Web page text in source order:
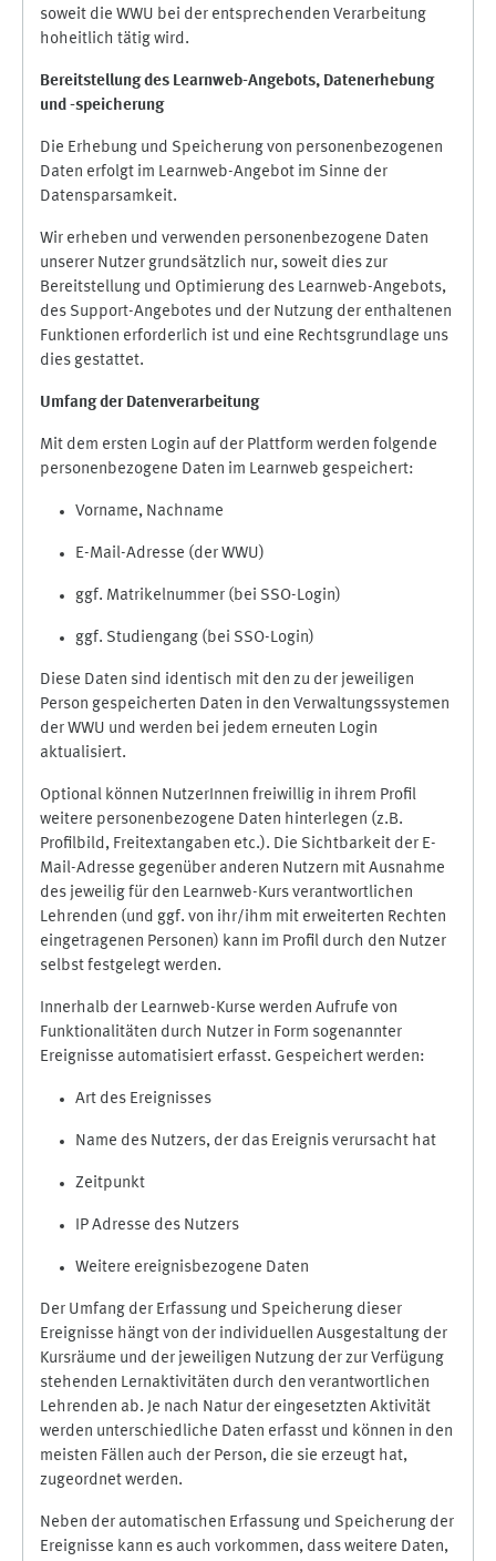
soweit die WWU bei der entsprechenden Verarbeitung
hoheitlich tätig wird.
Bereitstellung des Learnweb-Angebots, Datenerhebung
und -speicherung
Die Erhebung und Speicherung von personenbezogenen
Daten erfolgt im Learnweb-Angebot im Sinne der
Datensparsamkeit.
Wir erheben und verwenden personenbezogene Daten
unserer Nutzer grundsätzlich nur, soweit dies zur
Bereitstellung und Optimierung des Learnweb-Angebots,
des Support-Angebotes und der Nutzung der enthaltenen
Funktionen erforderlich ist und eine Rechtsgrundlage uns
dies gestattet.
Umfang der Datenverarbeitung
Mit dem ersten Login auf der Plattform werden folgende
personenbezogene Daten im Learnweb gespeichert:
Vorname, Nachname
E-Mail-Adresse (der WWU)
ggf. Matrikelnummer (bei SSO-Login)
ggf. Studiengang (bei SSO-Login)
Diese Daten sind identisch mit den zu der jeweiligen
Person gespeicherten Daten in den Verwaltungssystemen
der WWU und werden bei jedem erneuten Login
aktualisiert.
Optional können NutzerInnen freiwillig in ihrem Profil
weitere personenbezogene Daten hinterlegen (z.B.
Profilbild, Freitextangaben etc.). Die Sichtbarkeit der E-
Mail-Adresse gegenüber anderen Nutzern mit Ausnahme
des jeweilig für den Learnweb-Kurs verantwortlichen
Lehrenden (und ggf. von ihr/ihm mit erweiterten Rechten
eingetragenen Personen) kann im Profil durch den Nutzer
selbst festgelegt werden.
Innerhalb der Learnweb-Kurse werden Aufrufe von
Funktionalitäten durch Nutzer in Form sogenannter
Ereignisse automatisiert erfasst. Gespeichert werden:
Art des Ereignisses
Name des Nutzers, der das Ereignis verursacht hat
Zeitpunkt
IP Adresse des Nutzers
Weitere ereignisbezogene Daten
Der Umfang der Erfassung und Speicherung dieser
Ereignisse hängt von der individuellen Ausgestaltung der
Kursräume und der jeweiligen Nutzung der zur Verfügung
stehenden Lernaktivitäten durch den verantwortlichen
Lehrenden ab. Je nach Natur der eingesetzten Aktivität
werden unterschiedliche Daten erfasst und können in den
meisten Fällen auch der Person, die sie erzeugt hat,
zugeordnet werden.
Neben der automatischen Erfassung und Speicherung der
Ereignisse kann es auch vorkommen, dass weitere Daten,